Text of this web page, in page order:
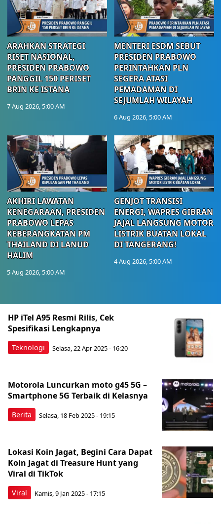
ARAHKAN STRATEGI
RISET NASIONAL,
PRESIDEN PRABOWO
PANGGIL 150 PERISET
BRIN KE ISTANA
7 Aug 2026, 5:00 AM
MENTERI ESDM SEBUT
PRESIDEN PRABOWO
PERINTAHKAN PLN
SEGERA ATASI
PEMADAMAN DI
SEJUMLAH WILAYAH
6 Aug 2026, 5:00 AM
AKHIRI LAWATAN
KENEGARAAN, PRESIDEN
PRABOWO LEPAS
KEBERANGKATAN PM
THAILAND DI LANUD
HALIM
5 Aug 2026, 5:00 AM
GENJOT TRANSISI
ENERGI, WAPRES GIBRAN
JAJAL LANGSUNG MOTOR
LISTRIK BUATAN LOKAL
DI TANGERANG!
4 Aug 2026, 5:00 AM
Teknologi
HP iTel A95 Resmi Rilis, Cek
Spesifikasi Lengkapnya
Selasa, 22 Apr 2025 - 16:20
Berita
Motorola Luncurkan moto g45 5G –
Smartphone 5G Terbaik di Kelasnya
Selasa, 18 Feb 2025 - 19:15
Viral
Lokasi Koin Jagat, Begini Cara Dapat
Koin Jagat di Treasure Hunt yang
Viral di TikTok
Kamis, 9 Jan 2025 - 17:15